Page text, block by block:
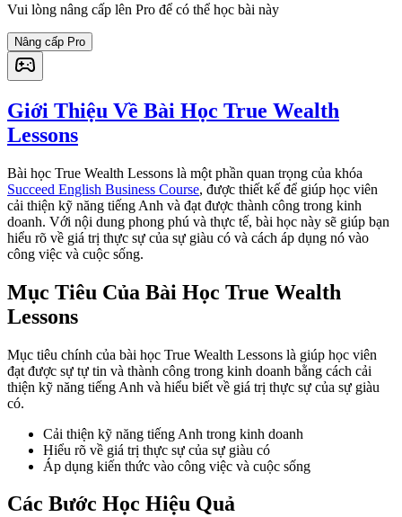
Vui lòng nâng cấp lên Pro để có thể học bài này
Nâng cấp Pro
Giới Thiệu Về Bài Học True Wealth
Lessons
Bài học True Wealth Lessons là một phần quan trọng của khóa
Succeed English Business Course, được thiết kế để giúp học viên
cải thiện kỹ năng tiếng Anh và đạt được thành công trong kinh
doanh. Với nội dung phong phú và thực tế, bài học này sẽ giúp bạn
hiểu rõ về giá trị thực sự của sự giàu có và cách áp dụng nó vào
công việc và cuộc sống.
Mục Tiêu Của Bài Học True Wealth
Lessons
Mục tiêu chính của bài học True Wealth Lessons là giúp học viên
đạt được sự tự tin và thành công trong kinh doanh bằng cách cải
thiện kỹ năng tiếng Anh và hiểu biết về giá trị thực sự của sự giàu
có.
Cải thiện kỹ năng tiếng Anh trong kinh doanh
Hiểu rõ về giá trị thực sự của sự giàu có
Áp dụng kiến thức vào công việc và cuộc sống
Các Bước Học Hiệu Quả